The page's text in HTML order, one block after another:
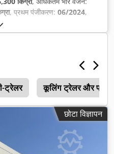
, प्रथम पंजीकरण: 06/2024,
ट्रेलर कूलिंग ट्रेलर और फ्रेश
छोटा विज्ञापन